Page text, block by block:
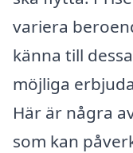
variera
känna till
möjliga
Här är några
som kan